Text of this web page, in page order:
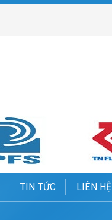
TIN TỨC LIÊN HỆ